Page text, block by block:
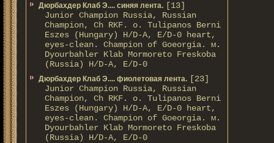
Дюрбахдер Клаб Э.... синяя лента. [13]
Junior Champion Russia, Russian
Champion, Ch RKF. о. Tulipanos Berni
Eszes (Hungary) H/D-A, E/D-0 heart,
eyes-clean. Champion of Gоeorgia. м.
Dyourbahler Klab Mormoreto Freskoba
(Russia) H/D-А, E/D-0
Дюрбахдер Клаб Э.... фиолетовая лента. [23]
Junior Champion Russia, Russian
Champion, Ch RKF. о. Tulipanos Berni
Eszes (Hungary) H/D-A, E/D-0 heart,
eyes-clean. Champion of Gоeorgia. м.
Dyourbahler Klab Mormoreto Freskoba
(Russia) H/D-А, E/D-0